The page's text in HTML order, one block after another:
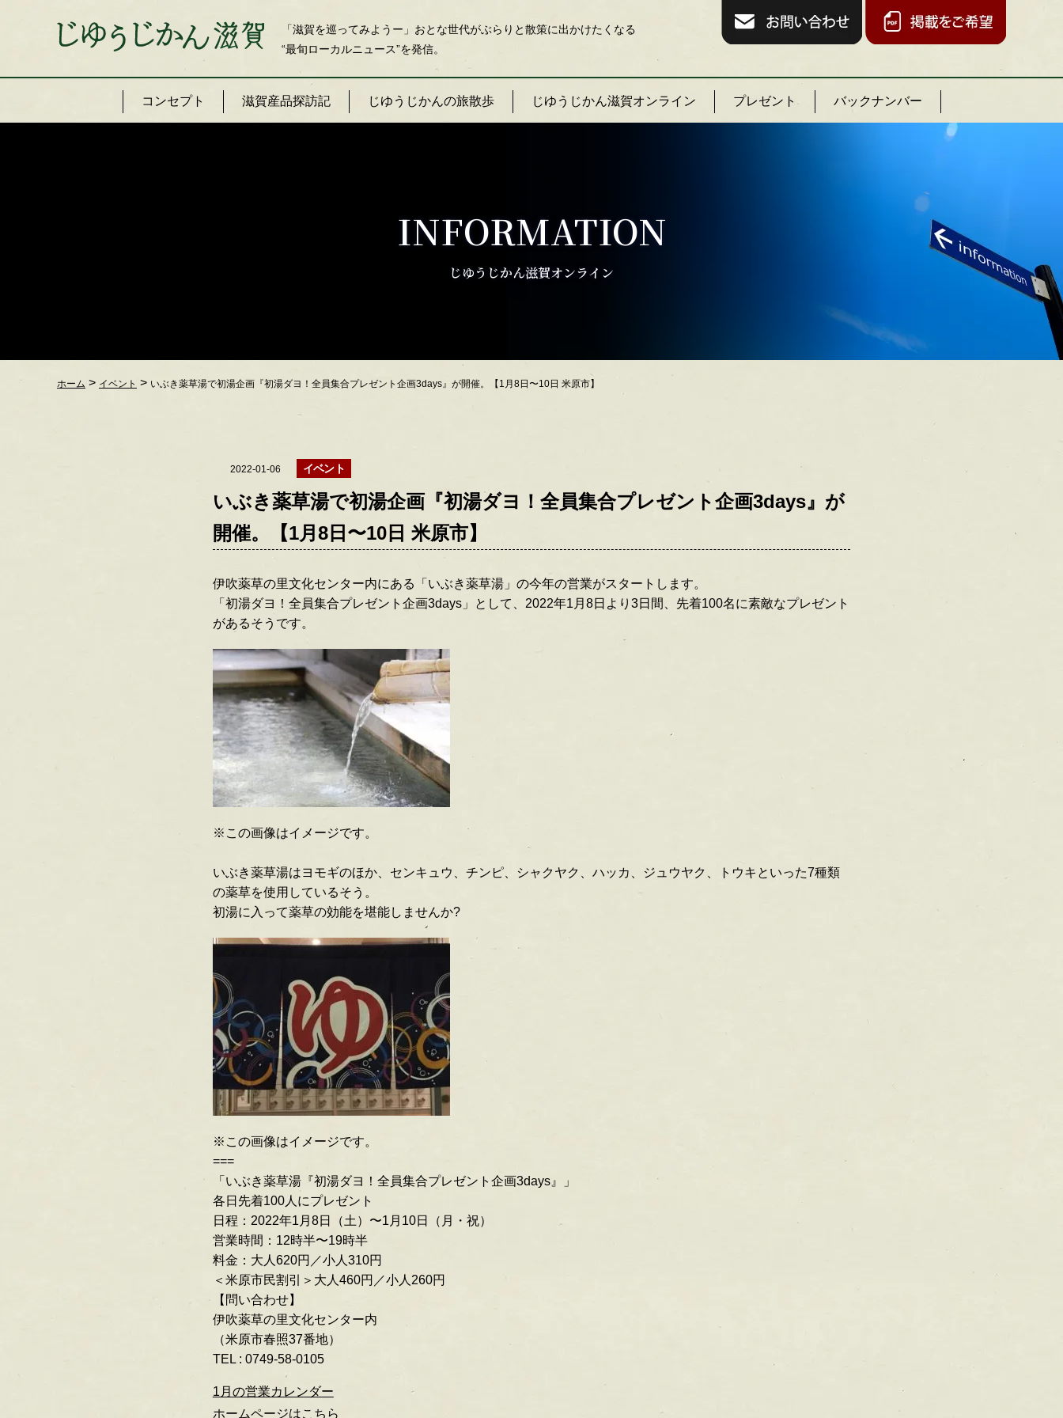
「滋賀を巡ってみようー」おとな世代がぶらりと散策に出かけたくなる
“最旬ローカルニュース”を発信。
コンセプト 滋賀産品探訪記 じゆうじかんの旅散歩 じゆうじかん滋賀オンライン プレゼント バックナンバー
INFORMATION
じゆうじかん滋賀オンライン
ホーム > イベント > いぶき薬草湯で初湯企画『初湯ダヨ！全員集合プレゼント企画3days』が開催。【1月8日〜10日 米原市】
2022-01-06 イベント
いぶき薬草湯で初湯企画『初湯ダヨ！全員集合プレゼント企画3days』が
開催。【1月8日〜10日 米原市】
伊吹薬草の里文化センター内にある「いぶき薬草湯」の今年の営業がスタートします。
「初湯ダヨ！全員集合プレゼント企画3days」として、2022年1月8日より3日間、先着100名に素敵なプレゼント
があるそうです。
※この画像はイメージです。
いぶき薬草湯はヨモギのほか、センキュウ、チンピ、シャクヤク、ハッカ、ジュウヤク、トウキといった7種類
の薬草を使用しているそう。
初湯に入って薬草の効能を堪能しませんか?
※この画像はイメージです。
===
「いぶき薬草湯『初湯ダヨ！全員集合プレゼント企画3days』」
各日先着100人にプレゼント
日程：2022年1月8日（土）〜1月10日（月・祝）
営業時間：12時半〜19時半
料金：大人620円／小人310円
＜米原市民割引＞大人460円／小人260円
【問い合わせ】
伊吹薬草の里文化センター内
（米原市春照37番地）
TEL : 0749-58-0105
1月の営業カレンダー
ホームページはこちら